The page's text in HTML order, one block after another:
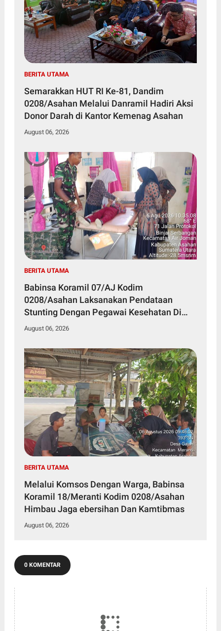
BERITA UTAMA
Semarakkan HUT RI Ke-81, Dandim
0208/Asahan Melalui Danramil Hadiri Aksi
Donor Darah di Kantor Kemenag Asahan
August 06, 2026
BERITA UTAMA
Babinsa Koramil 07/AJ Kodim
0208/Asahan Laksanakan Pendataan
Stunting Dengan Pegawai Kesehatan Di
Puskesmas
August 06, 2026
BERITA UTAMA
Melalui Komsos Dengan Warga, Babinsa
Koramil 18/Meranti Kodim 0208/Asahan
Himbau Jaga ebersihan Dan Kamtibmas
August 06, 2026
0 KOMENTAR